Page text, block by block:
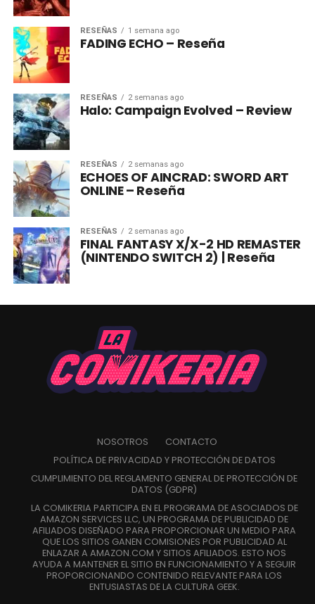
RESEÑAS 1 semana ago
FADING ECHO – Reseña
RESEÑAS 2 semanas ago
Halo: Campaign Evolved – Review
RESEÑAS 2 semanas ago
ECHOES OF AINCRAD: SWORD ART
ONLINE – Reseña
RESEÑAS 2 semanas ago
FINAL FANTASY X/X-2 HD REMASTER
(NINTENDO SWITCH 2) | Reseña
NOSOTROS
CONTACTO
POLÍTICA DE PRIVACIDAD Y PROTECCIÓN DE DATOS
CUMPLIMIENTO DEL REGLAMENTO GENERAL DE PROTECCIÓN DE
DATOS (GDPR)
LA COMIKERIA PARTICIPA EN EL PROGRAMA DE ASOCIADOS DE
AMAZON SERVICES LLC, UN PROGRAMA DE PUBLICIDAD DE
AFILIADOS DISEÑADO PARA PROPORCIONAR UN MEDIO PARA
QUE LOS SITIOS GANEN COMISIONES POR PUBLICIDAD AL
ENLAZAR A AMAZON.COM Y SITIOS AFILIADOS. ESTO NOS
AYUDA A MANTENER EL SITIO EN FUNCIONAMIENTO Y A SEGUIR
PROPORCIONANDO CONTENIDO RELEVANTE PARA LOS
ENTUSIASTAS DE LA CULTURA GEEK.